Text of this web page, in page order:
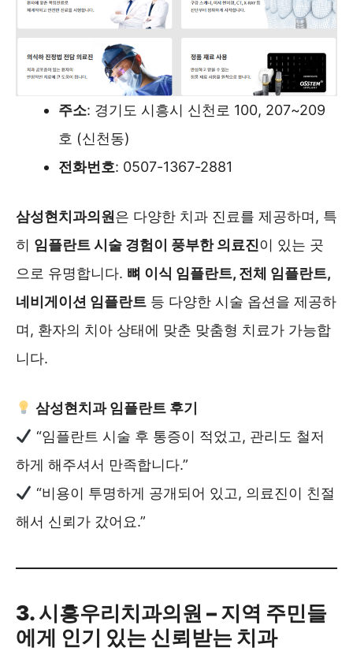
주소: 경기도 시흥시 신천로 100, 207~209
호 (신천동)
전화번호: 0507-1367-2881
삼성현치과의원 은 다양한 치과 진료를 제공하며, 특
히 임플란트 시술 경험이 풍부한 의료진이 있는 곳
으로 유명합니다. 뼈 이식 임플란트, 전체 임플란트,
네비게이션 임플란트 등 다양한 시술 옵션을 제공하
며, 환자의 치아 상태에 맞춘 맞춤형 치료가 가능합
니다.
삼성현치과 임플란트 후기
“임플란트 시술 후 통증이 적었고, 관리도 철저
하게 해주셔서 만족합니다.”
“비용이 투명하게 공개되어 있고, 의료진이 친절
해서 신뢰가 갔어요.”
3. 시흥우리치과의원 – 지역 주민들
에게 인기 있는 신뢰받는 치과